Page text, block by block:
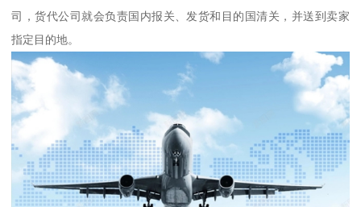
司，货代公司就会负责国内报关、发货和目的国清关，并送到卖家
指定目的地。